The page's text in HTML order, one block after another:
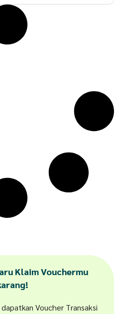
Klaim Vouchermu
Voucher Transaksi